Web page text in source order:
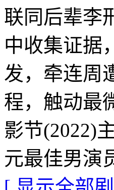
联同后辈李
中收集证据
发，牵连周
程，触动最
影节(2022)
元最佳男演